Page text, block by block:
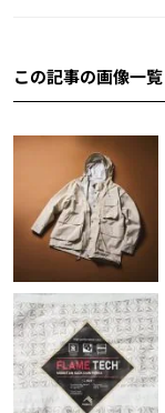
この記事の画像一覧